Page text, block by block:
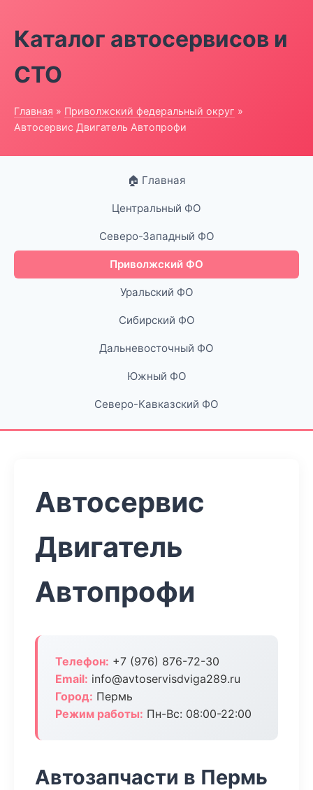
Каталог автосервисов и
СТО
Главная » Приволжский федеральный округ »
Автосервис Двигатель Автопрофи
🏠 Главная
Центральный ФО
Северо-Западный ФО
Приволжский ФО
Уральский ФО
Сибирский ФО
Дальневосточный ФО
Южный ФО
Северо-Кавказский ФО
Автосервис
Двигатель
Автопрофи
Телефон: +7 (976) 876-72-30
Email: info@avtoservisdviga289.ru
Город: Пермь
Режим работы: Пн-Вс: 08:00-22:00
Автозапчасти в Пермь